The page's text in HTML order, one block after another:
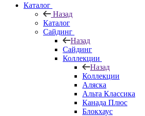
Каталог
Назад
Каталог
Сайдинг
Назад
Сайдинг
Коллекции
Назад
Коллекции
Аляска
Альта Классика
Канада Плюс
Блокхаус